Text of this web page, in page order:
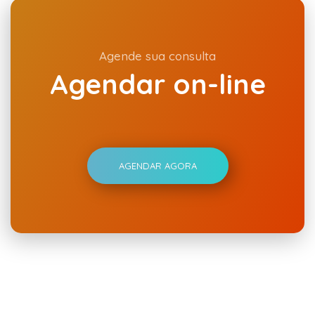
Agende sua consulta
Agendar on-line
AGENDAR AGORA